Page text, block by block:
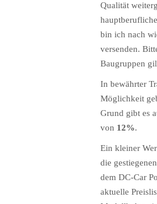
Qualität
bin ich nach
versenden.
Baugruppen
In bewährter
Möglichkeit
Grund gibt es
von 12%.
Ein kleiner
die
dem DC-Car
aktuelle